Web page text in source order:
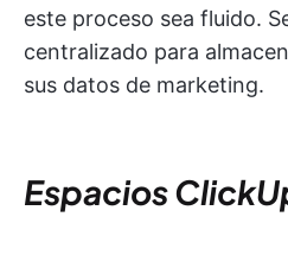
este proceso sea fluido.
centralizado para
sus datos de marketing.
Espacios